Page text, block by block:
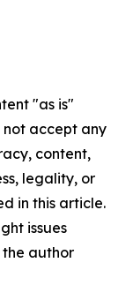
"as is"
accept any
content,
legality, or
in this article.
issues
author